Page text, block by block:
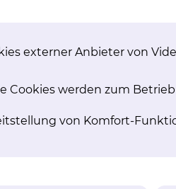
sind, so genannte
der Schmerz. Dieser tritt
Die
die Gelenke anschwellen
externer Anbieter von
Cookies werden zum
von Komfort-